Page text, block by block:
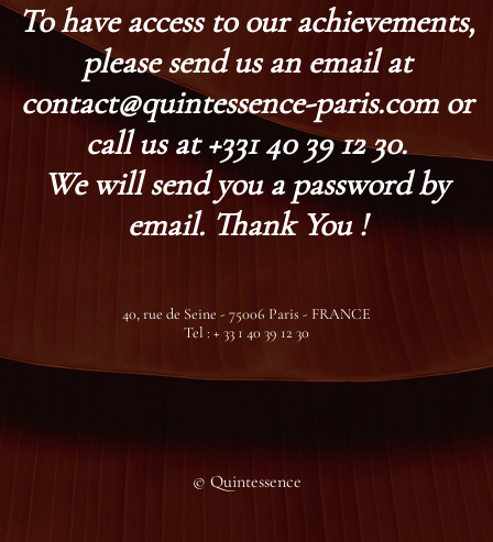
To have access to our achievements,
please send us an email at
contact@quintessence-paris.com or
call us at +331 40 39 12 30.
We will send you a password by
email. Thank You !
40, rue de Seine - 75006 Paris - FRANCE
Tel : + 33 1 40 39 12 30
© Quintessence